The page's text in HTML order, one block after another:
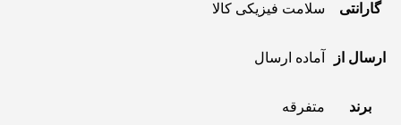
گارانتی سلامت فیزیکی کالا
ارسال از آماده ارسال
برند متفرقه